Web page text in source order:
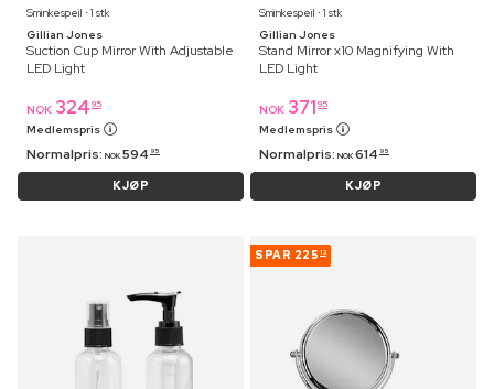
Sminkespeil ⋅ 1 stk
Gillian Jones
Suction Cup Mirror With Adjustable
LED Light
NOK 324 95
Medlemspris
Normalpris: NOK 594 95
KJØP
Sminkespeil ⋅ 1 stk
Gillian Jones
Stand Mirror x10 Magnifying With
LED Light
NOK 371 95
Medlemspris
Normalpris: NOK 614 95
KJØP
SPAR 225 13